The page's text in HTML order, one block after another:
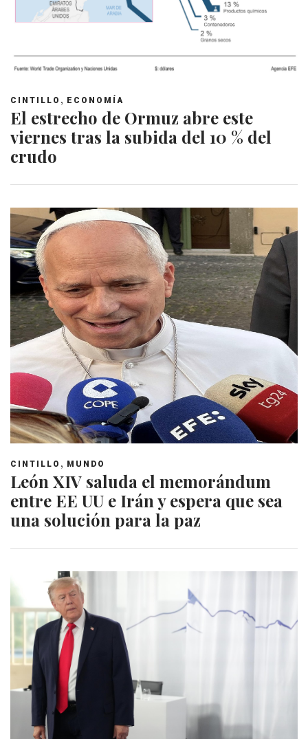
CINTILLO , ECONOMÍA
El estrecho de Ormuz abre este
viernes tras la subida del 10 % del
crudo
CINTILLO , MUNDO
León XIV saluda el memorándum
entre EE UU e Irán y espera que sea
una solución para la paz